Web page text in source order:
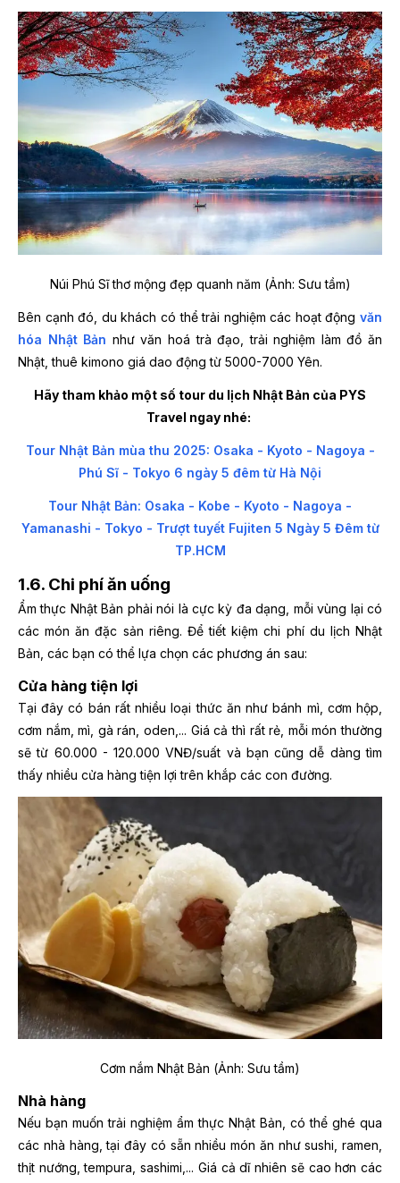
Núi Phú Sĩ thơ mộng đẹp quanh năm (Ảnh: Sưu tầm)
Bên cạnh đó, du khách có thể trải nghiệm các hoạt động văn
hóa Nhật Bản như văn hoá trà đạo, trải nghiệm làm đồ ăn
Nhật, thuê kimono giá dao động từ 5000-7000 Yên.
Hãy tham khảo một số tour du lịch Nhật Bản của PYS
Travel ngay nhé:
Tour Nhật Bản mùa thu 2025: Osaka - Kyoto - Nagoya -
Phú Sĩ - Tokyo 6 ngày 5 đêm từ Hà Nội
Tour Nhật Bản: Osaka - Kobe - Kyoto - Nagoya -
Yamanashi - Tokyo - Trượt tuyết Fujiten 5 Ngày 5 Đêm từ
TP.HCM
1.6. Chi phí ăn uống
Ẩm thực Nhật Bản phải nói là cực kỳ đa dạng, mỗi vùng lại có
các món ăn đặc sản riêng. Để tiết kiệm chi phí du lịch Nhật
Bản, các bạn có thể lựa chọn các phương án sau:
Cửa hàng tiện lợi
Tại đây có bán rất nhiều loại thức ăn như bánh mì, cơm hộp,
cơm nắm, mì, gà rán, oden,... Giá cả thì rất rẻ, mỗi món thường
sẽ từ 60.000 - 120.000 VNĐ/suất và bạn cũng dễ dàng tìm
thấy nhiều cửa hàng tiện lợi trên khắp các con đường.
Cơm nắm Nhật Bản (Ảnh: Sưu tầm)
Nhà hàng
Nếu bạn muốn trải nghiệm ẩm thực Nhật Bản, có thể ghé qua
các nhà hàng, tại đây có sẵn nhiều món ăn như sushi, ramen,
thịt nướng, tempura, sashimi,... Giá cả dĩ nhiên sẽ cao hơn các